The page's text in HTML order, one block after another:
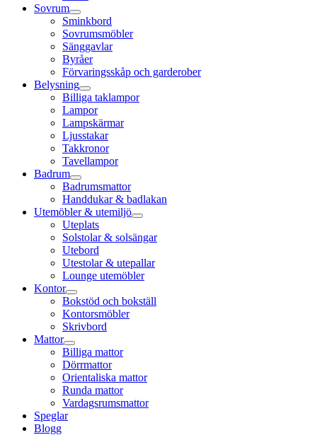
Sovrum
Sminkbord
Sovrumsmöbler
Sänggavlar
Byråer
Förvaringsskåp och garderober
Belysning
Billiga taklampor
Lampor
Lampskärmar
Ljusstakar
Takkronor
Tavellampor
Badrum
Badrumsmattor
Handdukar & badlakan
Utemöbler & utemiljö
Uteplats
Solstolar & solsängar
Utebord
Utestolar & utepallar
Lounge utemöbler
Kontor
Bokstöd och bokställ
Kontorsmöbler
Skrivbord
Mattor
Billiga mattor
Dörrmattor
Orientaliska mattor
Runda mattor
Vardagsrumsmattor
Speglar
Blogg